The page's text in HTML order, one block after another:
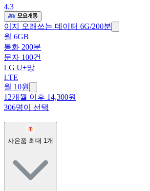
4.3
이지 오래쓰는 데이터 6G/200분
월 6GB
통화 200분
문자 100건
LG U+망
LTE
월 10원
12개월 이후 14,300원
306명이 선택
사은품 최대 1개